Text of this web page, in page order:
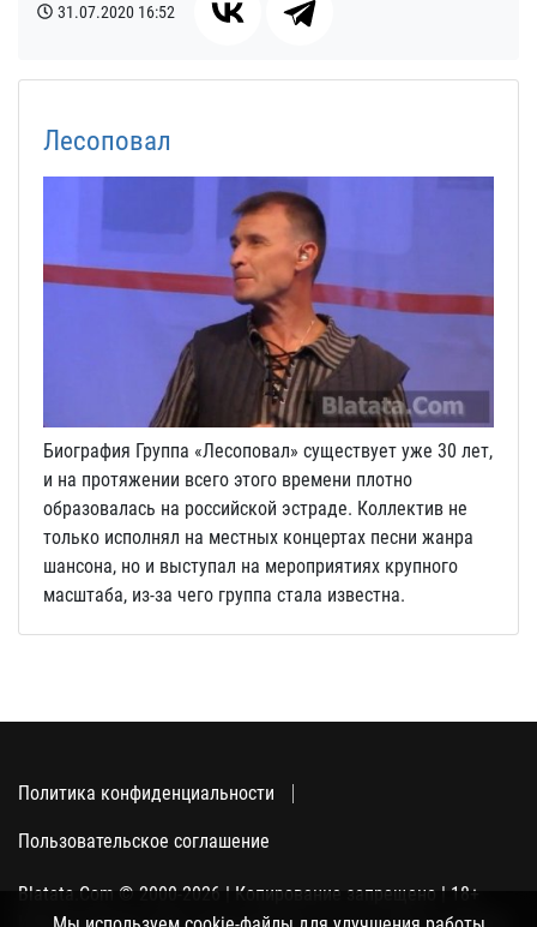
31.07.2020 16:52
Лесоповал
Биография Группа «Лесоповал» существует уже 30 лет,
и на протяжении всего этого времени плотно
образовалась на российской эстраде. Коллектив не
только исполнял на местных концертах песни жанра
шансона, но и выступал на мероприятиях крупного
масштаба, из-за чего группа стала известна.
Политика конфиденциальности
Пользовательское соглашение
Blatata.Com © 2000-2026 | Копирование запрещено | 18+